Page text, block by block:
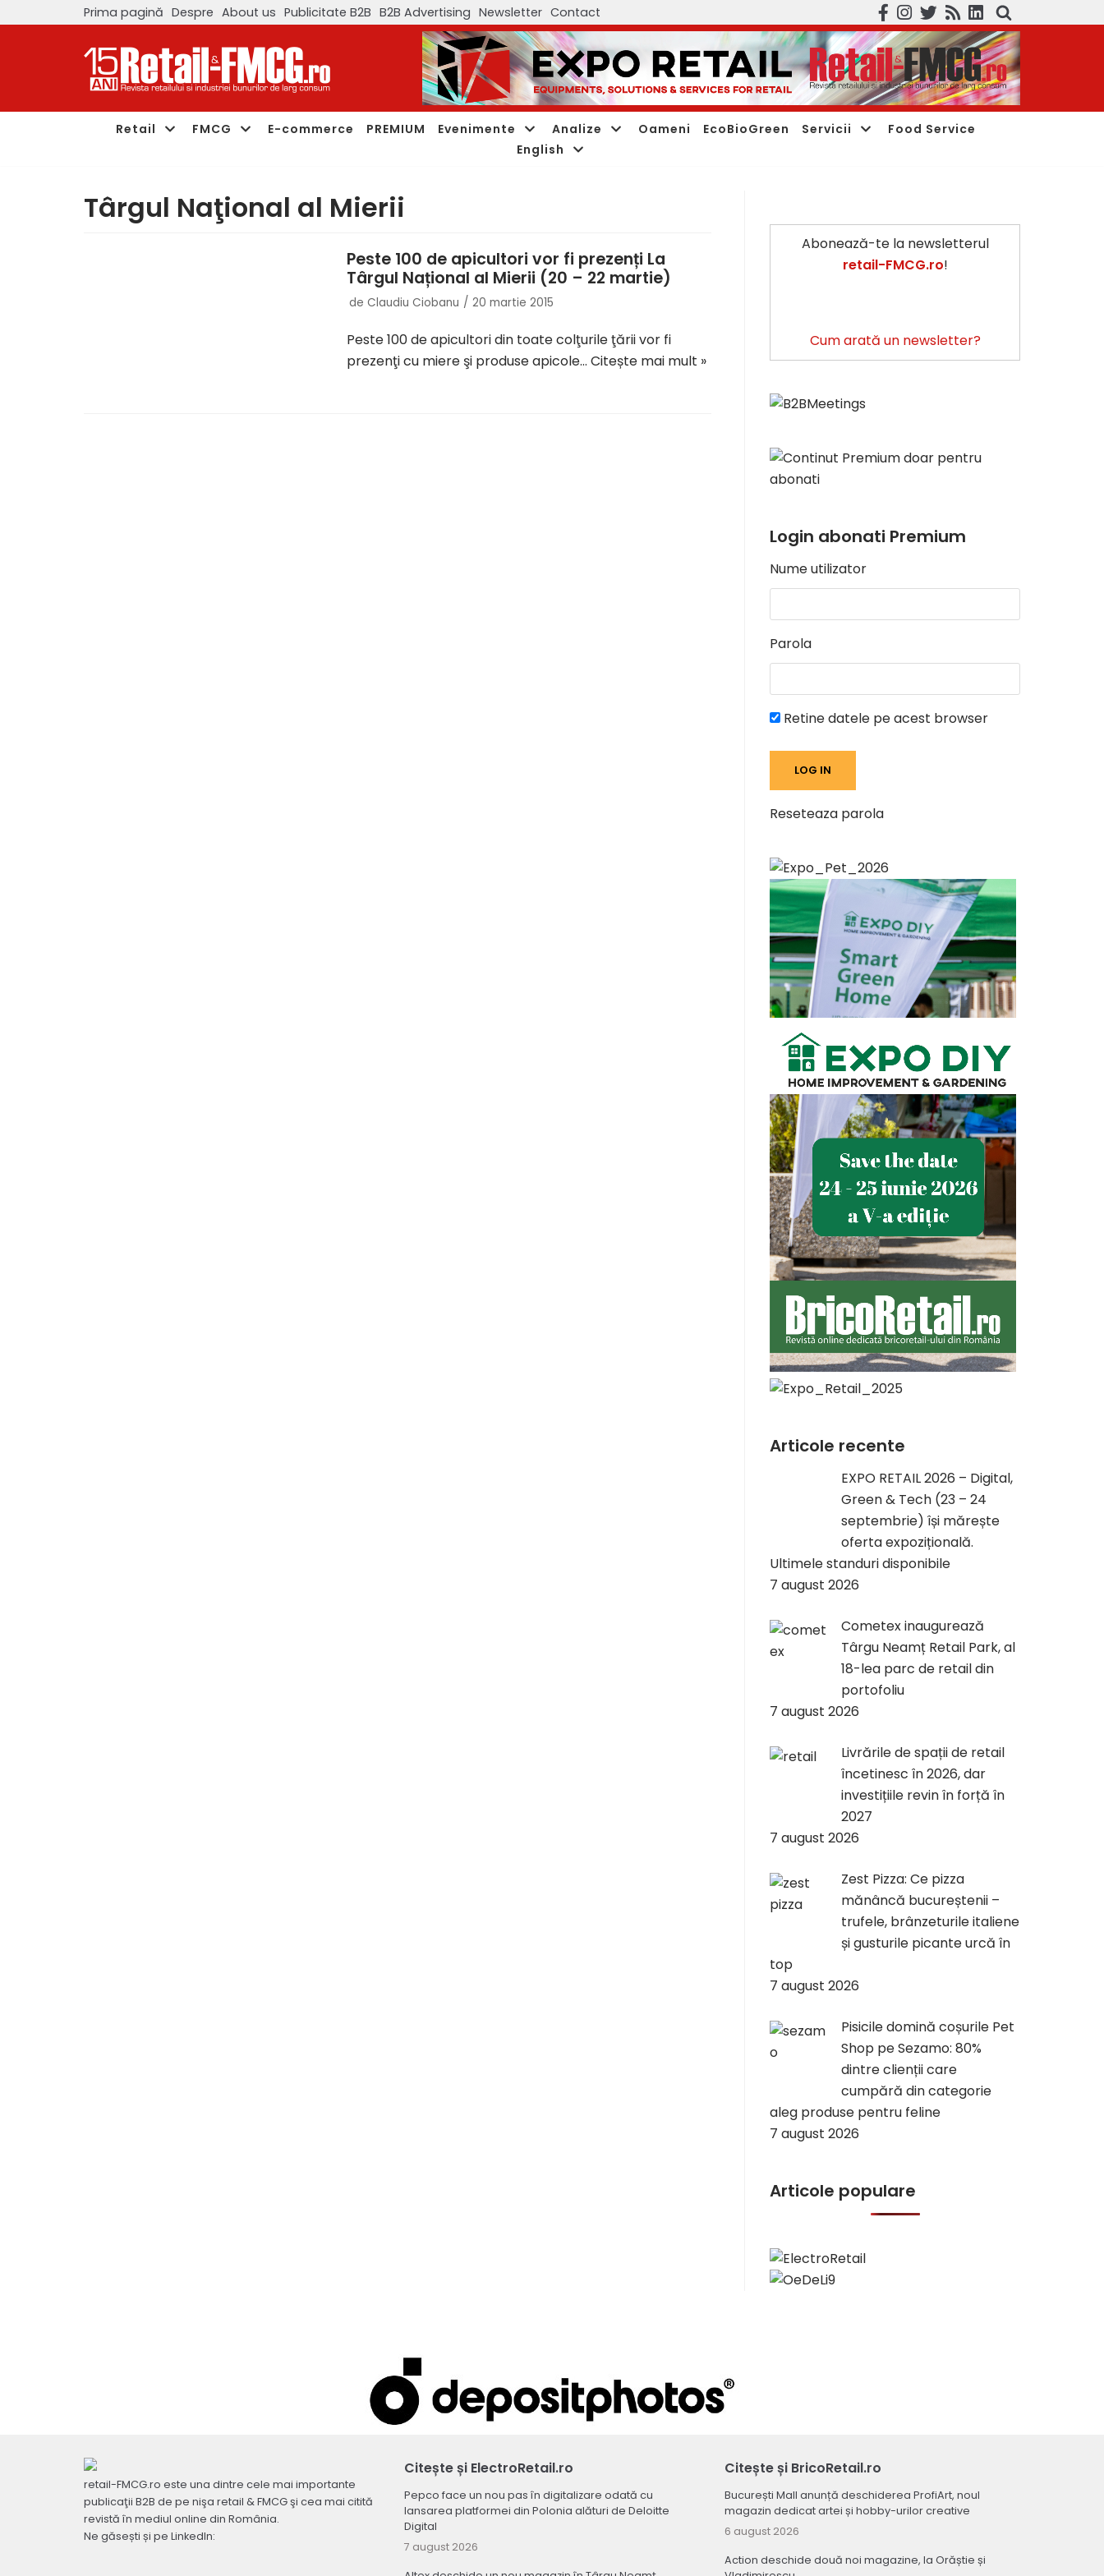
Prima pagină Despre About us Publicitate B2B B2B Advertising Newsletter Contact
Retail FMCG E-commerce PREMIUM Evenimente Analize Oameni EcoBioGreen Servicii
Food Service
English
Târgul Naţional al Mierii
Peste 100 de apicultori vor fi prezenți La
Târgul Național al Mierii (20 – 22 martie)
de Claudiu Ciobanu 20 martie 2015
Peste 100 de apicultori din toate colţurile ţării vor fi
prezenţi cu miere şi produse apicole… Citește mai mult »
Abonează-te la newsletterul
retail-FMCG.ro!
Cum arată un newsletter?
Login abonati Premium
Nume utilizator
Parola
Retine datele pe acest browser
Reseteaza parola
Articole recente
EXPO RETAIL 2026 – Digital,
Green & Tech (23 – 24
septembrie) își mărește
oferta expozițională.
Ultimele standuri disponibile
7 august 2026
Cometex inaugurează
Târgu Neamț Retail Park, al
18-lea parc de retail din
portofoliu
7 august 2026
Livrările de spații de retail
încetinesc în 2026, dar
investițiile revin în forță în
2027
7 august 2026
Zest Pizza: Ce pizza
mănâncă bucureștenii –
trufele, brânzeturile italiene
și gusturile picante urcă în
top
7 august 2026
Pisicile domină coșurile Pet
Shop pe Sezamo: 80%
dintre clienții care
cumpără din categorie
aleg produse pentru feline
7 august 2026
Articole populare
retail-FMCG.ro este una dintre cele mai importante
publicaţii B2B de pe nişa retail & FMCG şi cea mai citită
revistă în mediul online din România.
Ne găsești și pe LinkedIn:
Citește și ElectroRetail.ro
Pepco face un nou pas în digitalizare odată cu
lansarea platformei din Polonia alături de Deloitte
Digital
7 august 2026
Citește și BricoRetail.ro
București Mall anunță deschiderea ProfiArt, noul
magazin dedicat artei și hobby-urilor creative
6 august 2026
Action deschide două noi magazine, la Orăștie și